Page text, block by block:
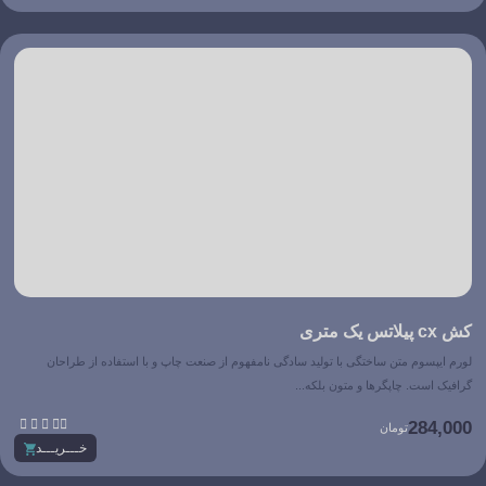
کش cx پیلاتس یک متری
لورم ایپسوم متن ساختگی با تولید سادگی نامفهوم از صنعت چاپ و با استفاده از طراحان
گرافیک است. چاپگرها و متون بلکه...
284,000تومان    
خـــریـــد